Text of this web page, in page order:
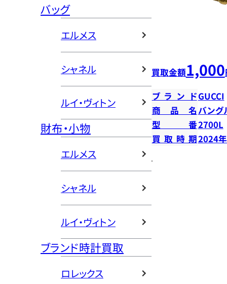
バッグ
エルメス
シャネル
ルイ・ヴィトン
財布・小物
エルメス
シャネル
ルイ・ヴィトン
ブランド時計買取
ロレックス
買取金額1,000
ブランドGUCCI
商品名バング
型番2700L
買取時期2024